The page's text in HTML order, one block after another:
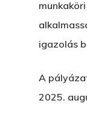
munkaköri
igazolás
A
2025.